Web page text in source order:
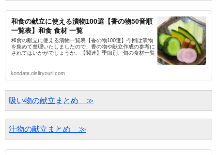
和食の献立に使える漬物100選【香の物50音順
一覧表】和食 食材 一覧
和食の献立に使える漬物一覧表【香の物100選】今回は漬物
を集めて整理いたしましたので、香の物や献立作成の参考に
されてはいかがでしょうか。【関連】季節別、旬の食材一覧
kondate.oisiiryouri.com
吸い物の献立まとめ　≫
汁物の献立まとめ　≫